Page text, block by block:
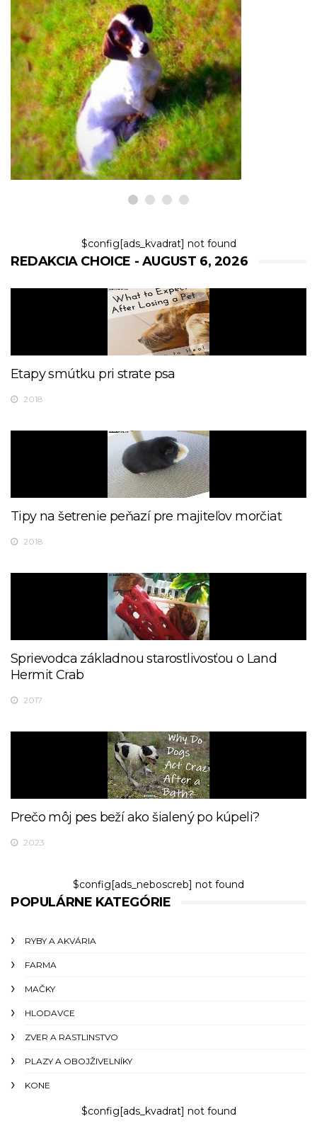
PSY
Ako zistiť, či je váš pes čistý,
plnokrvný jazvečík, nie
Chiweenie
6,2026
$config[ads_kvadrat] not found
REDAKCIA CHOICE - AUGUST 6, 2026
Etapy smútku pri strate psa
2018
Tipy na šetrenie peňazí pre majiteľov morčiat
2018
Sprievodca základnou starostlivosťou o Land
Hermit Crab
2017
Prečo môj pes beží ako šialený po kúpeli?
2023
$config[ads_neboscreb] not found
POPULÁRNE KATEGÓRIE
RYBY A AKVÁRIA
FARMA
MAČKY
HLODAVCE
ZVER A RASTLINSTVO
PLAZY A OBOJŽIVELNÍKY
KONE
$config[ads_kvadrat] not found